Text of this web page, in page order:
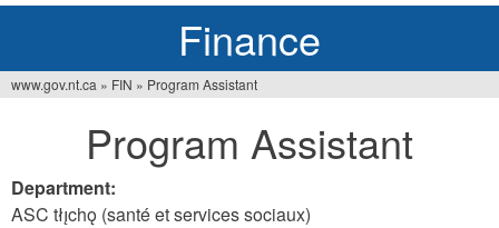
Finance
here
www.gov.nt.ca » FIN » Program Assistant
Program Assistant
Department:
ASC tłı̨chǫ (santé et services sociaux)